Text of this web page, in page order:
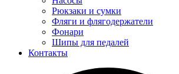
Рюкзаки и сумки
Фляги и флягодержатели
Фонари
Шипы для педалей
Контакты